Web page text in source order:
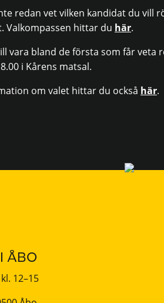
redan vet vilken kandidat du vill
Valkompassen hittar du här.
vara bland de första som får veta
i Kårens matsal.
om valet hittar du också här.
ÅBO
12–15